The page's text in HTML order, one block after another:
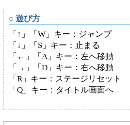
○ 遊び方
「↑」「W」キー：ジャンプ
「↓」「S」キー：止まる
「←」「A」キー：左へ移動
「→」「D」キー：右へ移動
「R」キー：ステージリセット
「Q」キー：タイトル画面へ